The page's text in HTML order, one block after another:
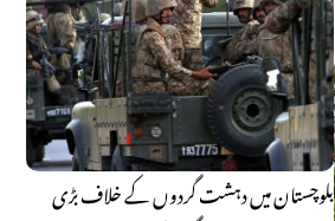
بلوچستان میں دہشت گردوں کے خلاف بڑی